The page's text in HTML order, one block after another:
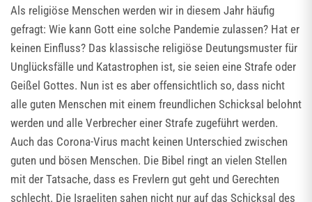
Als religiöse Menschen werden wir in diesem Jahr häufig
gefragt: Wie kann Gott eine solche Pandemie zulassen? Hat er
keinen Einfluss? Das klassische religiöse Deutungsmuster für
Unglücksfälle und Katastrophen ist, sie seien eine Strafe oder
Geißel Gottes. Nun ist es aber offensichtlich so, dass nicht
alle guten Menschen mit einem freundlichen Schicksal belohnt
werden und alle Verbrecher einer Strafe zugeführt werden.
Auch das Corona-Virus macht keinen Unterschied zwischen
guten und bösen Menschen. Die Bibel ringt an vielen Stellen
mit der Tatsache, dass es Frevlern gut geht und Gerechten
schlecht. Die Israeliten sahen nicht nur auf das Schicksal des